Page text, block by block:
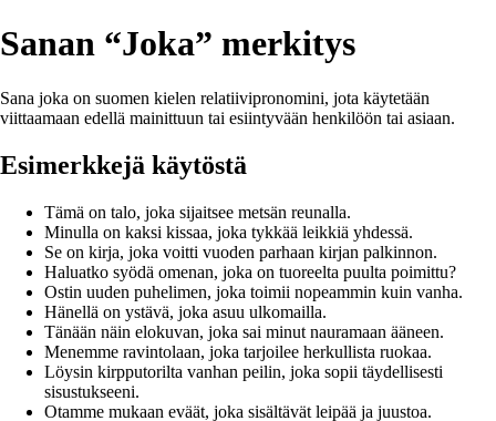
Sanan “Joka” merkitys
Sana joka on suomen kielen relatiivipronomini, jota käytetään
viittaamaan edellä mainittuun tai esiintyvään henkilöön tai asiaan.
Esimerkkejä käytöstä
Tämä on talo, joka sijaitsee metsän reunalla.
Minulla on kaksi kissaa, joka tykkää leikkiä yhdessä.
Se on kirja, joka voitti vuoden parhaan kirjan palkinnon.
Haluatko syödä omenan, joka on tuoreelta puulta poimittu?
Ostin uuden puhelimen, joka toimii nopeammin kuin vanha.
Hänellä on ystävä, joka asuu ulkomailla.
Tänään näin elokuvan, joka sai minut nauramaan ääneen.
Menemme ravintolaan, joka tarjoilee herkullista ruokaa.
Löysin kirpputorilta vanhan peilin, joka sopii täydellisesti
sisustukseeni.
Otamme mukaan eväät, joka sisältävät leipää ja juustoa.